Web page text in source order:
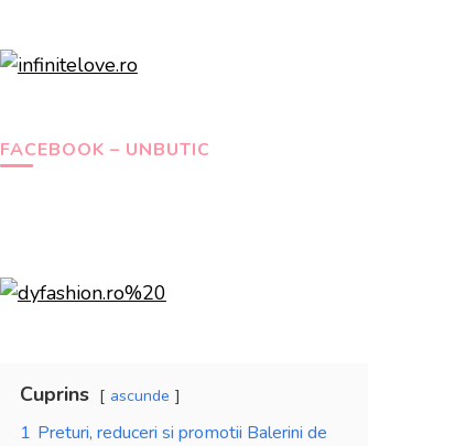
FACEBOOK – UNBUTIC
Cuprins ascunde
1 Preturi, reduceri si promotii Balerini de